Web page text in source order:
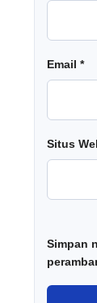
Email *
Situs
Simpan